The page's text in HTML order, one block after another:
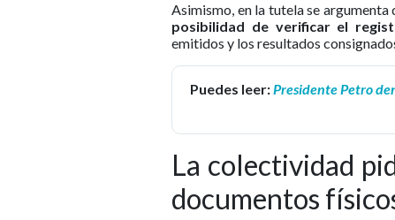
Asimismo, en la tutela se argumenta
posibilidad de verificar el
emitidos y los resultados
Puedes leer:Presidente Petro
La colectividad
documentos